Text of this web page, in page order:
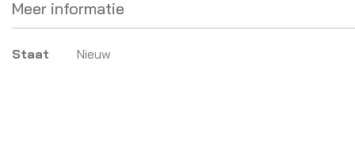
Meer informatie
Meer
Staat Nieuw